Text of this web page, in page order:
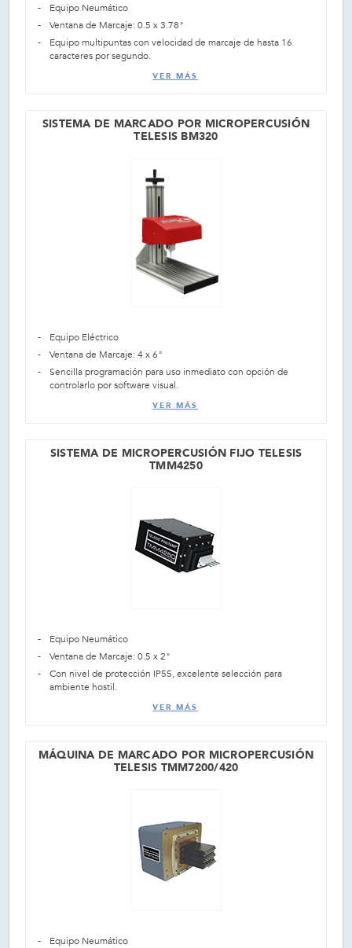
Equipo Neumático
Ventana de Marcaje: 0.5 x 3.78"
Equipo multipuntas con velocidad de marcaje de hasta 16
caracteres por segundo.
VER MÁS
SISTEMA DE MARCADO POR MICROPERCUSIÓN
TELESIS BM320
Equipo Eléctrico
Ventana de Marcaje: 4 x 6"
Sencilla programación para uso inmediato con opción de
controlarlo por software visual.
VER MÁS
SISTEMA DE MICROPERCUSIÓN FIJO TELESIS
TMM4250
Equipo Neumático
Ventana de Marcaje: 0.5 x 2"
Con nivel de protección IP55, excelente selección para
ambiente hostil.
VER MÁS
MÁQUINA DE MARCADO POR MICROPERCUSIÓN
TELESIS TMM7200/420
Equipo Neumático